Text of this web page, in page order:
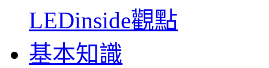
LEDinside觀點
基本知識